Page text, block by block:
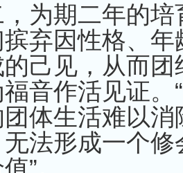
期二年的培
弃因性格、年
己见，从而团
音作活见证。
体生活难以消
法形成一个修